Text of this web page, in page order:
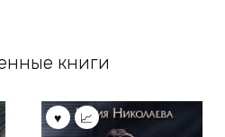
книги